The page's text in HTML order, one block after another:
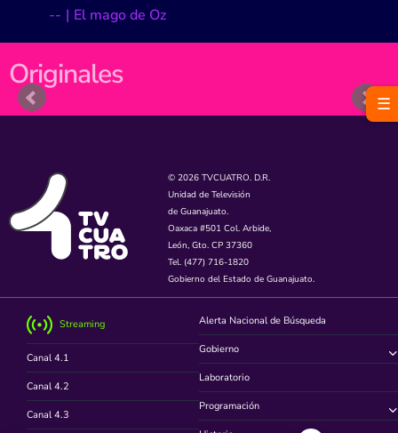
-- | El mago de Oz
Originales
© 2026 TVCUATRO. D.R.
Unidad de Televisión
de Guanajuato.
Oaxaca #501 Col. Arbide,
León, Gto. CP 37360
Tel. (477) 716-1820
Gobierno del Estado de Guanajuato.
Streaming
Canal 4.1
Canal 4.2
Canal 4.3
Alerta Nacional de Búsqueda
Gobierno
Laboratorio
Programación
☰